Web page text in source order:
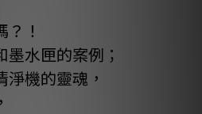
！
水匣的案例；
機的靈魂，